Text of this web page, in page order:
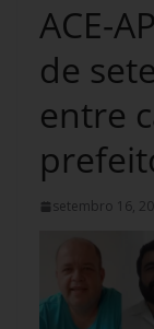
ACE-
de
entre
setembro 16,